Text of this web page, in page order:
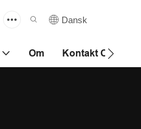
Dansk
Om Kontakt Os